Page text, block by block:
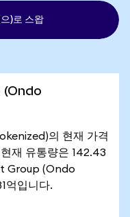
)로 스왑
(Ondo
의 현재 가격
재 유통량은 142.43
Group (Ondo
억입니다.